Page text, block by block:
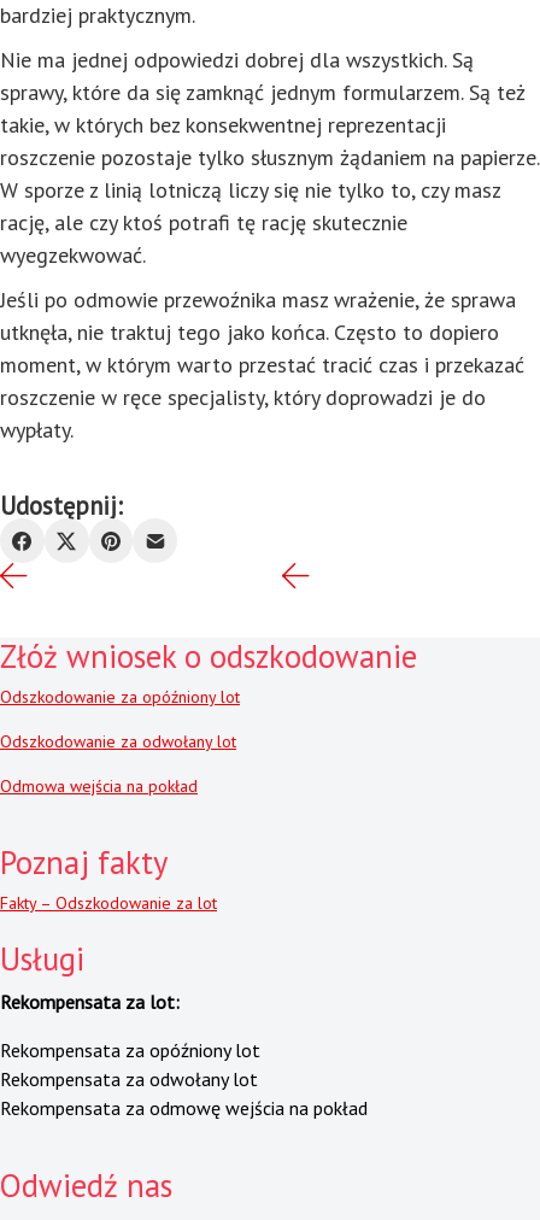
bardziej praktycznym.
Nie ma jednej odpowiedzi dobrej dla wszystkich. Są
sprawy, które da się zamknąć jednym formularzem. Są też
takie, w których bez konsekwentnej reprezentacji
roszczenie pozostaje tylko słusznym żądaniem na papierze.
W sporze z linią lotniczą liczy się nie tylko to, czy masz
rację, ale czy ktoś potrafi tę rację skutecznie
wyegzekwować.
Jeśli po odmowie przewoźnika masz wrażenie, że sprawa
utknęła, nie traktuj tego jako końca. Często to dopiero
moment, w którym warto przestać tracić czas i przekazać
roszczenie w ręce specjalisty, który doprowadzi je do
wypłaty.
Udostępnij:
Złóż wniosek o odszkodowanie
Odszkodowanie za opóźniony lot
Odszkodowanie za odwołany lot
Odmowa wejścia na pokład
Poznaj fakty
Fakty – Odszkodowanie za lot
Usługi
Rekompensata za lot:
Rekompensata za opóźniony lot
Rekompensata za odwołany lot
Rekompensata za odmowę wejścia na pokład
Odwiedź nas